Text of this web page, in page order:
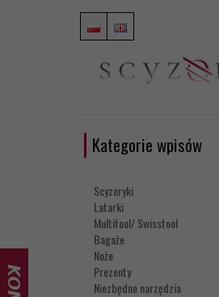
Kategorie wpisów
Scyzoryki
Latarki
Multitool/ Swisstool
Bagaże
Noże
Prezenty
Niezbędne narzędzia